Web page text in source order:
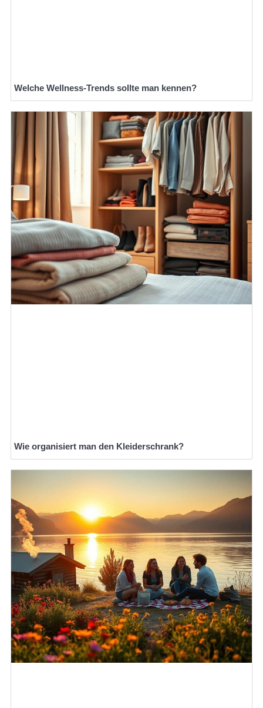
Welche Wellness-Trends sollte man kennen?
Wie organisiert man den Kleiderschrank?